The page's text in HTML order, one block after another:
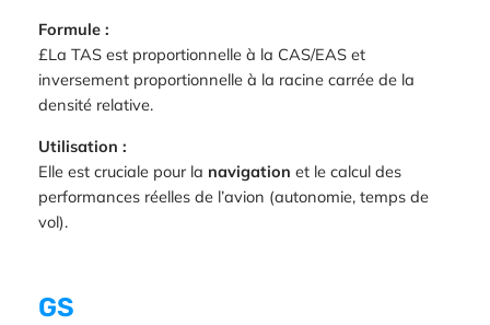
Formule :
£La TAS est proportionnelle à la CAS/EAS et
inversement proportionnelle à la racine carrée de la
densité relative.
Utilisation :
Elle est cruciale pour la navigation et le calcul des
performances réelles de l’avion (autonomie, temps de
vol).
GS